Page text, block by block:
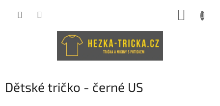
Dětské tričko - černé US